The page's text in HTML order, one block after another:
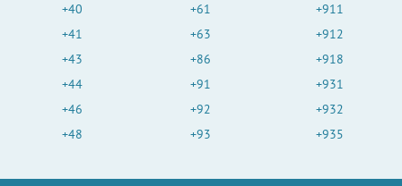
+40
+41
+43
+44
+46
+48
+61
+63
+86
+91
+92
+93
+911
+912
+918
+931
+932
+935